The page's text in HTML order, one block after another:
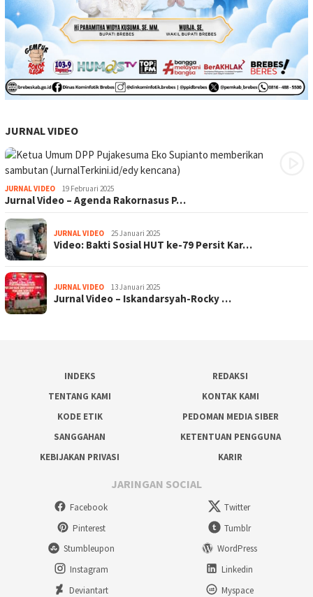
JURNAL VIDEO
JURNAL VIDEO 19 Februari 2025
Jurnal Video – Agenda Rakornasus P…
JURNAL VIDEO 25 Januari 2025
Video: Bakti Sosial HUT ke-79 Persit Kar…
JURNAL VIDEO 13 Januari 2025
Jurnal Video – Iskandarsyah-Rocky …
INDEKS
REDAKSI
TENTANG KAMI
KONTAK KAMI
KODE ETIK
PEDOMAN MEDIA SIBER
SANGGAHAN
KETENTUAN PENGGUNA
KEBIJAKAN PRIVASI
KARIR
JARINGAN SOCIAL
Facebook
Twitter
Pinterest
Tumblr
Stumbleupon
WordPress
Instagram
Linkedin
Deviantart
Myspace